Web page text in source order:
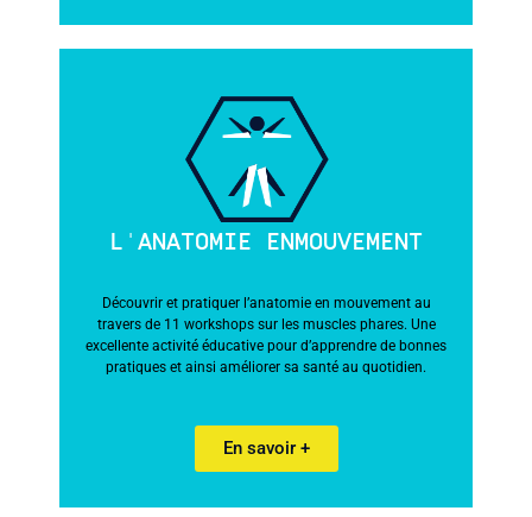
L'ANATOMIE ENMOUVEMENT
Découvrir et pratiquer l’anatomie en mouvement au
travers de 11 workshops sur les muscles phares. Une
excellente activité éducative pour d’apprendre de bonnes
pratiques et ainsi améliorer sa santé au quotidien.
En savoir +